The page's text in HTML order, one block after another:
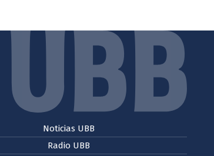
Noticias UBB
Radio UBB